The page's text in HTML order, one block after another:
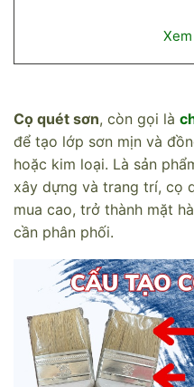
Cọ quét sơn, còn gọi là
để tạo lớp sơn mịn và
hoặc kim loại. Là sản
xây dựng và trang trí, cọ
mua cao, trở thành mặt
cần phân phối.